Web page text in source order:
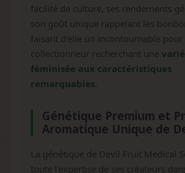
facilité de culture, ses rendements
son goût unique rappelant les
faisant d'elle un incontournable
collectionneur recherchant une
féminisée aux caractéristiques
remarquables
Génétique Premium et
Aromatique Unique de
La génétique de Devil Fruit Medical
toute l'expertise de ses créateurs